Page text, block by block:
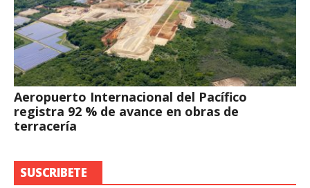
Aeropuerto Internacional del Pacífico
registra 92 % de avance en obras de
terracería
SUSCRIBETE